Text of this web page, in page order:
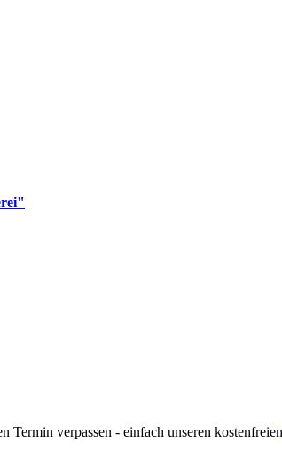
verpassen - einfach unseren kostenfreien